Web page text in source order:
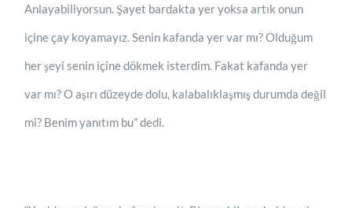
Anlayabiliyorsun. Şayet bardakta yer yoksa artık onun
içine çay koyamayız. Senin kafanda yer var mı? Olduğum
her şeyi senin içine dökmek isterdim. Fakat kafanda yer
var mı? O aşırı düzeyde dolu, kalabalıklaşmış durumda değil
mi? Benim yanıtım bu” dedi.